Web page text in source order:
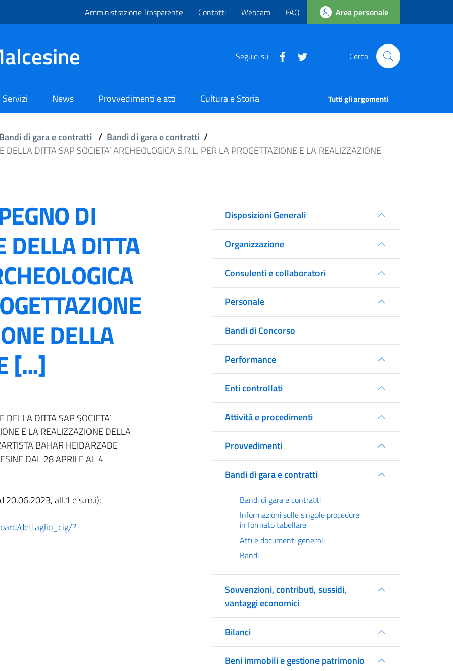
Amministrazione Trasparente Contatti Webcam FAQ Area personale
Seguici su Cerca
Servizi News Provvedimenti e atti Cultura e Storia Tutti gli argomenti
Bandi di gara e contratti / Bandi di gara e contratti /
DITTA SAP SOCIETA’ ARCHEOLOGICA S.R.L. PER LA PROGETTAZIONE E LA REALIZZAZIONE
DI
DELLA DITTA
DELLA
[...]
DITTA SAP SOCIETA’
E LA REALIZZAZIONE DELLA
BAHAR HEIDARZADE
DAL 28 APRILE AL 4
20.06.2023, all.1 e s.m.i):
dettaglio_cig/?
Disposizioni Generali
Organizzazione
Consulenti e collaboratori
Personale
Bandi di Concorso
Performance
Enti controllati
Attività e procedimenti
Provvedimenti
Bandi di gara e contratti
Bandi di gara e contratti
Informazioni sulle singole procedure
in formato tabellare
Atti e documenti generali
Bandi
Sovvenzioni, contributi, sussidi,
vantaggi economici
Bilanci
Beni immobili e gestione patrimonio